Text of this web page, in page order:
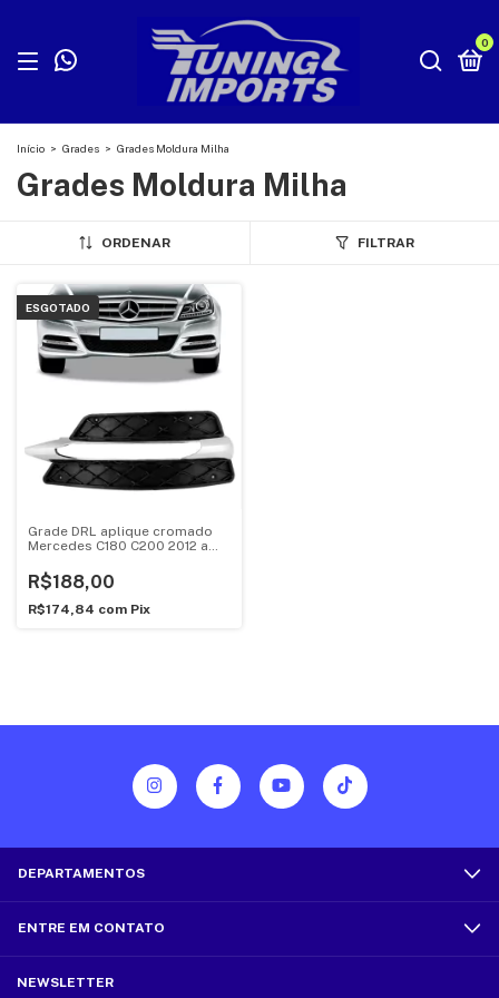
0
Início > Grades > Grades Moldura Milha
Grades Moldura Milha
ORDENAR FILTRAR
ESGOTADO
Grade DRL aplique cromado
Mercedes C180 C200 2012 a
R$188,00
R$174,84 com Pix
DEPARTAMENTOS
ENTRE EM CONTATO
NEWSLETTER